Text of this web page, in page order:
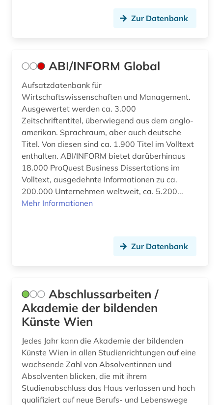
biblioteca apostolica vaticana (1)
bibliothek (38)
bibliotheksbestand (2)
bibliotheksgeschichte (1)
bibliotheksgeschichte (1)
bibliothekssigel (1)
bibliothekswissenschaft (10)
bibliothèque municipale (1)
bibliothèque royale albert i. (2)
bilddatenbank (2)
Vatikanstadt (3)
Zur Datenbank
ABI/INFORM Global
Aufsatzdatenbank für
Wirtschaftswissenschaften und Management.
Ausgewertet werden ca. 3.000
Zeitschriftentitel, überwiegend aus dem anglo-
amerikan. Sprachraum, aber auch deutsche
Titel. Von diesen sind ca. 1.900 Titel im Volltext
enthalten. ABI/INFORM bietet darüberhinaus
18.000 ProQuest Business Dissertations im
Volltext, ausgedehnte Informationen zu ca.
200.000 Unternehmen weltweit, ca. 5.200...
Mehr Informationen
Zur Datenbank
Abschlussarbeiten /
Akademie der bildenden
Künste Wien
Jedes Jahr kann die Akademie der bildenden
Künste Wien in allen Studienrichtungen auf eine
wachsende Zahl von Absolventinnen und
Absolventen blicken, die mit ihrem
Studienabschluss das Haus verlassen und hoch
qualifiziert auf neue Berufs- und Lebenswege